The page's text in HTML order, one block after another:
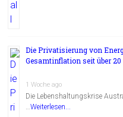
Die Privatisierung von
Gesamtinflation seit über
1 Woche ago
Die Lebenshaltungskrise
…Weiterlesen...